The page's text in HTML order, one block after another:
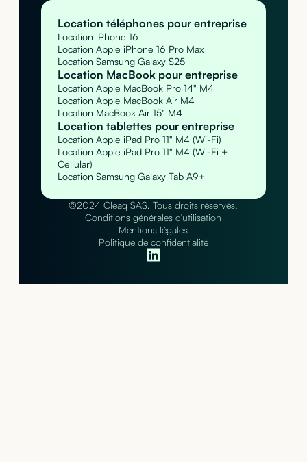
Location téléphones pour entreprise
Location iPhone 16
Location Apple iPhone 16 Pro Max
Location Samsung Galaxy S25
Location MacBook pour entreprise
Location Apple MacBook Pro 14" M4
Location Apple MacBook Air M4
Location MacBook Air 15" M4
Location tablettes pour entreprise
Location Apple iPad Pro 11" M4 (Wi-Fi)
Location Apple iPad Pro 11" M4 (Wi-Fi +
Cellular)
Location Samsung Galaxy Tab A9+
©2024 Cleaq SAS. Tous droits réservés.
Conditions générales d'utilisation
Mentions légales
Politique de confidentialité